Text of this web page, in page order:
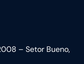
– Setor Bueno,